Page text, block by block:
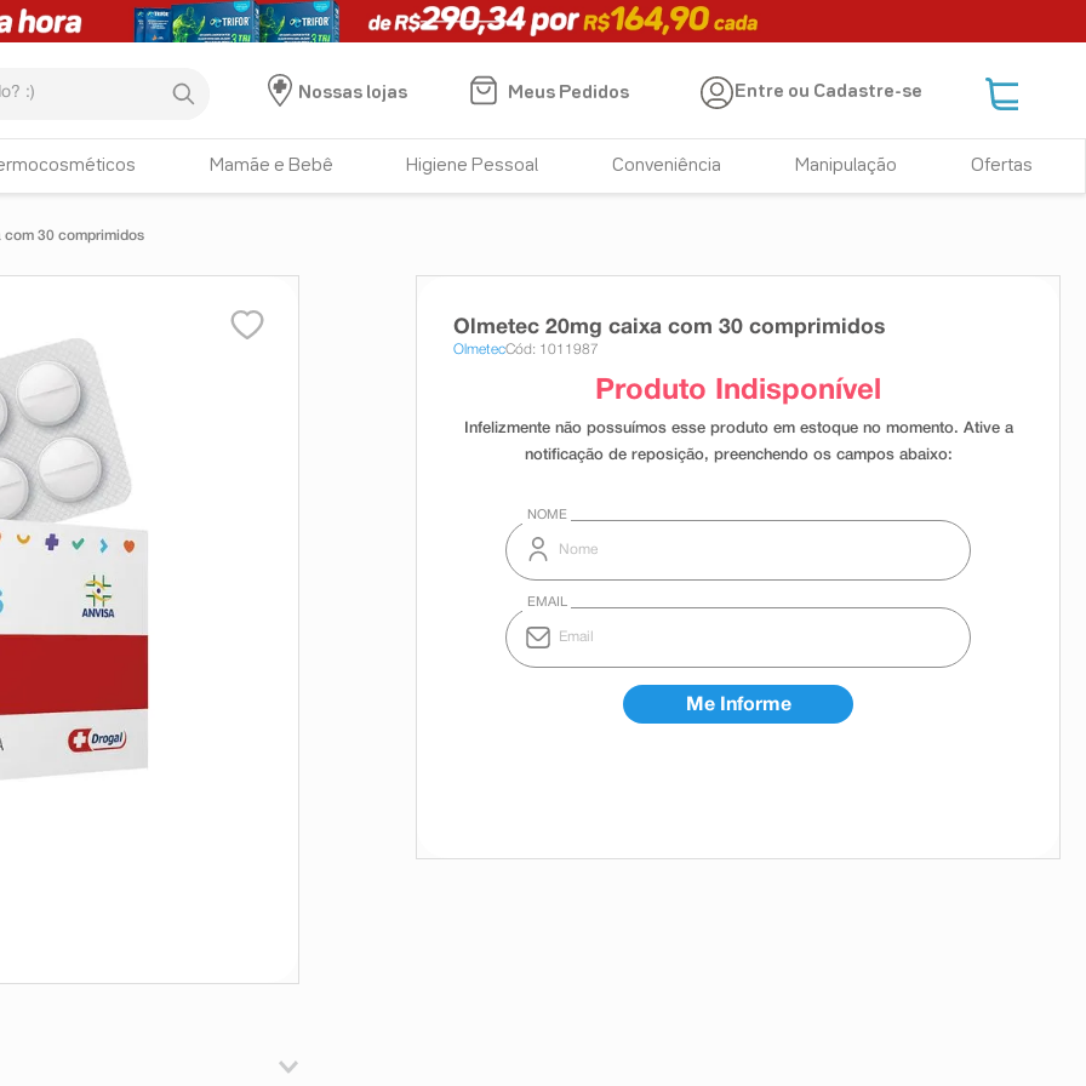
Nossas lojas
Meus Pedidos Entre ou Cadastre-se
Mamãe e Bebê Higiene Pessoal Conveniência Manipulação Ofertas
30 comprimidos
Olmetec 20mg caixa com 30 comprimidos
OlmetecCód: 1011987